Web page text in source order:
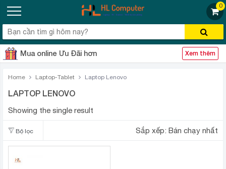
0
Mua online Ưu Đãi hơn Xem thêm
Home Laptop-Tablet Laptop Lenovo
LAPTOP LENOVO
Showing the single result
Bộ lọc Sắp xếp: Bán chạy nhất